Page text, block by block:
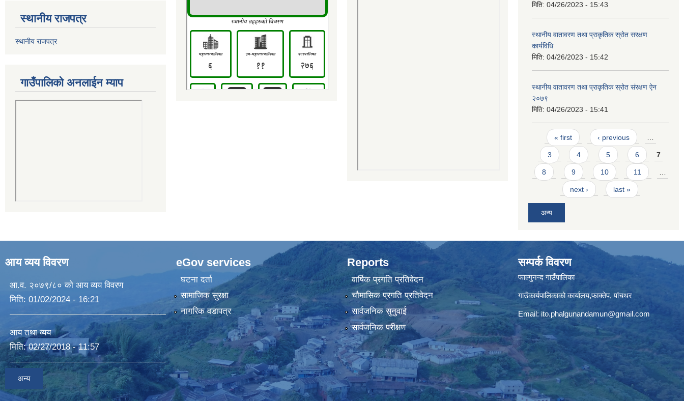
स्थानीय राजपत्र
स्थानीय राजपत्र
गाउँपालिको अनलाईन म्याप
मिति: 04/26/2023 - 15:43
स्थानीय वातावरण तथा प्राकृतिक स्रोत सरक्षण
कार्यविधि
मिति: 04/26/2023 - 15:42
स्थानीय वातावरण तथा प्राकृतिक स्रोत संरक्षण ऐन
२०७९
मिति: 04/26/2023 - 15:41
Pages
« first ‹ previous
3 4 5 6 7
8 9 10 11
next › last »
अन्य
आय व्यय विवरण
आ.व. २०७९/८० को आय व्यय विवरण
मिति: 01/02/2024 - 16:21
आय तथा व्यय
मिति:02/27/2018 - 11:57
अन्य
eGov services
घटना दर्ता
सामाजिक सुरक्षा
नागरिक वडापत्र
Reports
वार्षिक प्रगति प्रतिवेदन
चौमासिक प्रगति प्रतिवेदन
सार्वजनिक सुनुवाई
सार्वजनिक परीक्षण
सम्पर्क विवरण
फाल्गुनन्द गाउँपालिका
गाउँकार्यपालिकाको कार्यालय,फाक्तेप, पांचथर
Email: ito.phalgunandamun@gmail.com